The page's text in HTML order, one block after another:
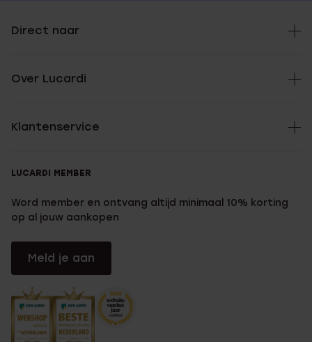
Direct naar
Over Lucardi
Klantenservice
LUCARDI MEMBER
Word member en ontvang altijd minimaal 10% korting
op al jouw aankopen
Meld je aan